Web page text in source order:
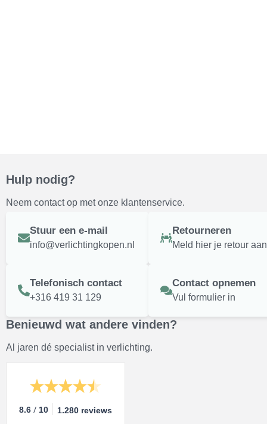
Hulp nodig?
Neem contact op met onze klantenservice.
Stuur een e-mail
info@verlichtingkopen.nl
Retourneren
Meld hier je retour aan
Telefonisch contact
+316 419 31 129
Contact opnemen
Vul formulier in
Benieuwd wat andere vinden?
Al jaren dé specialist in verlichting.
8.6 / 10 1.280 reviews